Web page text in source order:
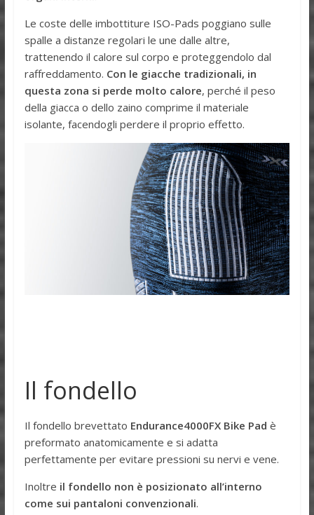
Le coste delle imbottiture ISO-Pads poggiano sulle
spalle a distanze regolari le une dalle altre,
trattenendo il calore sul corpo e proteggendolo dal
raffreddamento. Con le giacche tradizionali, in
questa zona si perde molto calore, perché il peso
della giacca o dello zaino comprime il materiale
isolante, facendogli perdere il proprio effetto.
Il fondello
Il fondello brevettato Endurance4000FX Bike Pad è
preformato anatomicamente e si adatta
perfettamente per evitare pressioni su nervi e vene.
Inoltre il fondello non è posizionato all’interno
come sui pantaloni convenzionali.